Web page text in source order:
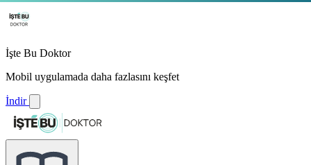
İşte Bu Doktor
Mobil uygulamada daha fazlasını keşfet
İndir